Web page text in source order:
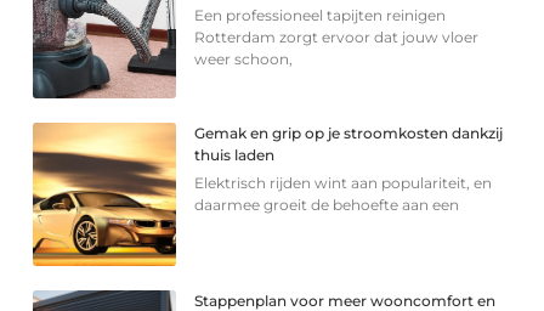
Een professioneel tapijten reinigen
Rotterdam zorgt ervoor dat jouw vloer
weer schoon,
Gemak en grip op je stroomkosten dankzij
thuis laden
Elektrisch rijden wint aan populariteit, en
daarmee groeit de behoefte aan een
Stappenplan voor meer wooncomfort en